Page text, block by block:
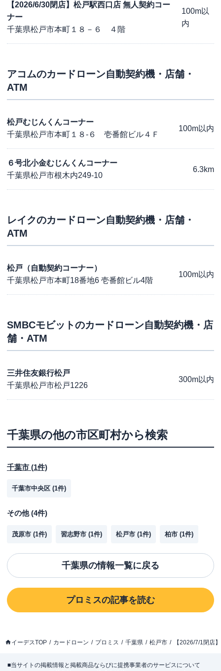
【2026/6/30閉店】松戸駅西口店 無人契約コー
ナー
千葉県松戸市本町１８－６ ４階
100m以
内
アコムのカードローン自動契約機・店舗・
ATM
松戸むじんくんコーナー
千葉県松戸市本町１８-６ 壱番館ビル４Ｆ
100m以内
６号北小金むじんくんコーナー
千葉県松戸市根木内249-10
6.3km
レイクのカードローン自動契約機・店舗・
ATM
松戸（自動契約コーナー）
千葉県松戸市本町18番地6 壱番館ビル4階
100m以内
SMBCモビットのカードローン自動契約機・店
舗・ATM
三井住友銀行松戸
千葉県松戸市松戸1226
300m以内
千葉県の他の市区町村から検索
千葉市 (1件)
千葉市中央区 (1件)
その他(4件)
茂原市 (1件) 習志野市 (1件) 松戸市 (1件) 柏市 (1件)
千葉県の情報一覧に戻る
プロミスの記事を読む
イーデスTOP カードローン プロミス 千葉県 松戸市 【2026/7/1閉店
■当サイトの掲載情報と掲載商品ならびに提携事業者のサービスについて